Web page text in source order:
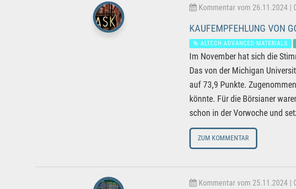
Kommentar vom 26.11.2024 |
KAUFEMPFEHLUNG VON
ALTECH ADVANCED MATERIALS
Im November hat sich die
Das von der Michigan
auf 73,9 Punkte.
könnte. Für die Börsianer
schon in der Vorwoche und
ZUM KOMMENTAR
Kommentar vom 25.11.2024 |